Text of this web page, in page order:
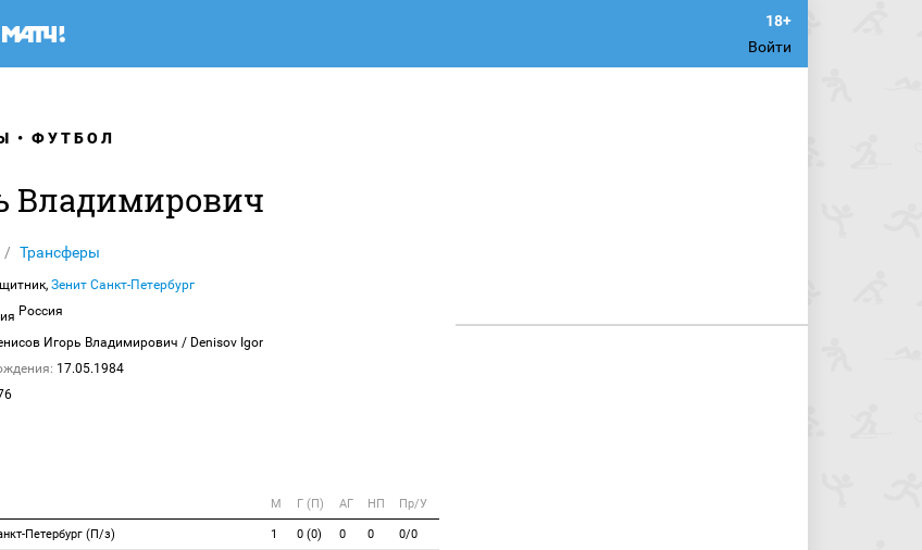
Войти
ФУТБОЛ
Владимирович
Трансферы
Зенит Санкт-Петербург
Россия
Игорь Владимирович / Denisov Igor
17.05.1984
М Г (П) АГ НП Пр/У
Петербург (П/з) 1 0 (0) 0 0 0/0